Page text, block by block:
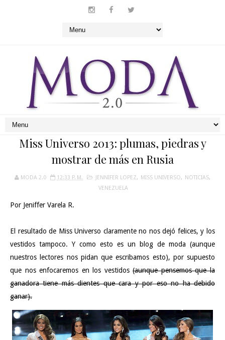
Miss Universo 2013: plumas, piedras y
mostrar de más en Rusia
MODA 2.0 12:33 P. M. JENNIFER LOPEZ, MISS UNIVERSO, NOTICIAS,
VENEZUELA
Por Jeniffer Varela R.
El resultado de Miss Universo claramente no nos dejó felices, y los
vestidos tampoco. Y como esto es un blog de moda (aunque
nuestros lectores nos pidan que escribamos esto), por supuesto
que nos enfocaremos en los vestidos(aunque pensemos que la
ganadora tiene más dientes que cara y por eso no ha debido
ganar).